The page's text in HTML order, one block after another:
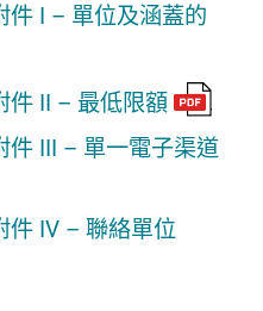
件 I – 單位及涵蓋的
件 II – 最低限額
件 III – 單一電子渠道
件 IV – 聯絡單位